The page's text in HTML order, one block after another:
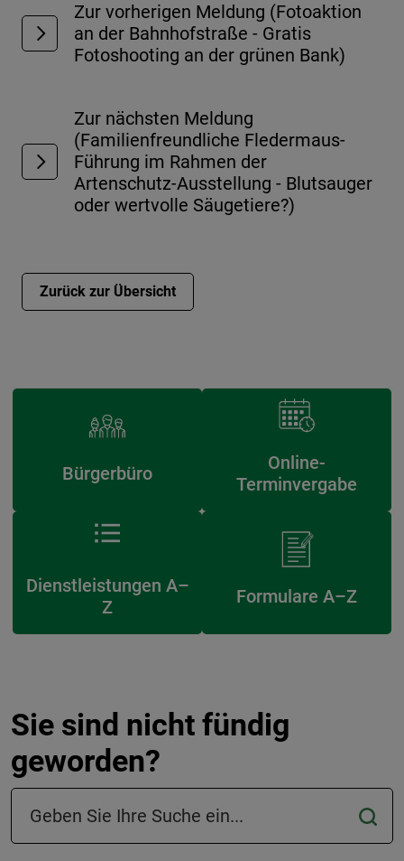
Zur vorherigen Meldung (Fotoaktion
an der Bahnhofstraße - Gratis
Fotoshooting an der grünen Bank)
Zur nächsten Meldung
(Familienfreundliche Fledermaus-
Führung im Rahmen der
Artenschutz-Ausstellung - Blutsauger
oder wertvolle Säugetiere?)
Zurück zur Übersicht
Bürgerbüro
Online-
Terminvergabe
Dienstleistungen A–
Z
Formulare A–Z
Sie sind nicht fündig
geworden?
Suchfeld in der Fußzeile